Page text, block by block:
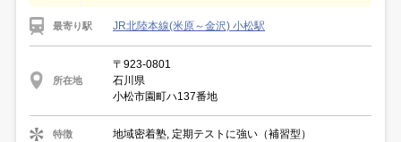
最寄り駅 JR北陸本線(米原～金沢) 小松駅
所在地
〒923-0801
石川県
小松市園町ハ137番地
特徴 地域密着塾, 定期テストに強い（補習型）